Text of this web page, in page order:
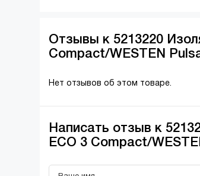
Отзывы к 5213220
Compact/WESTEN
Нет отзывов об этом товаре.
Написать отзыв к
ECO 3 Compact/